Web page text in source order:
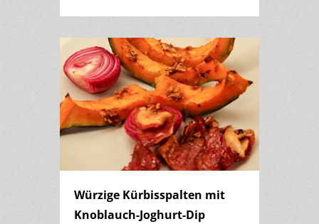
Würzige Kürbisspalten mit
Knoblauch-Joghurt-Dip